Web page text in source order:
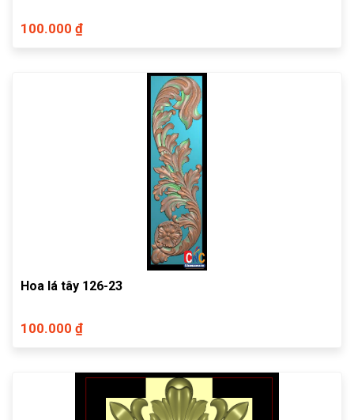
100.000 ₫
Hoa lá tây 126-23
100.000 ₫